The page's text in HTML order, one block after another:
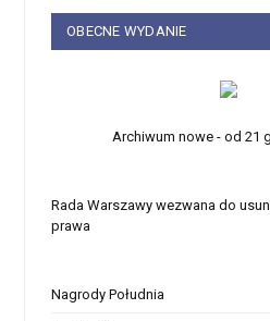
OBECNE WYDANIE
Archiwum nowe - od 21
Rada Warszawy wezwana do
prawa
Nagrody Południa